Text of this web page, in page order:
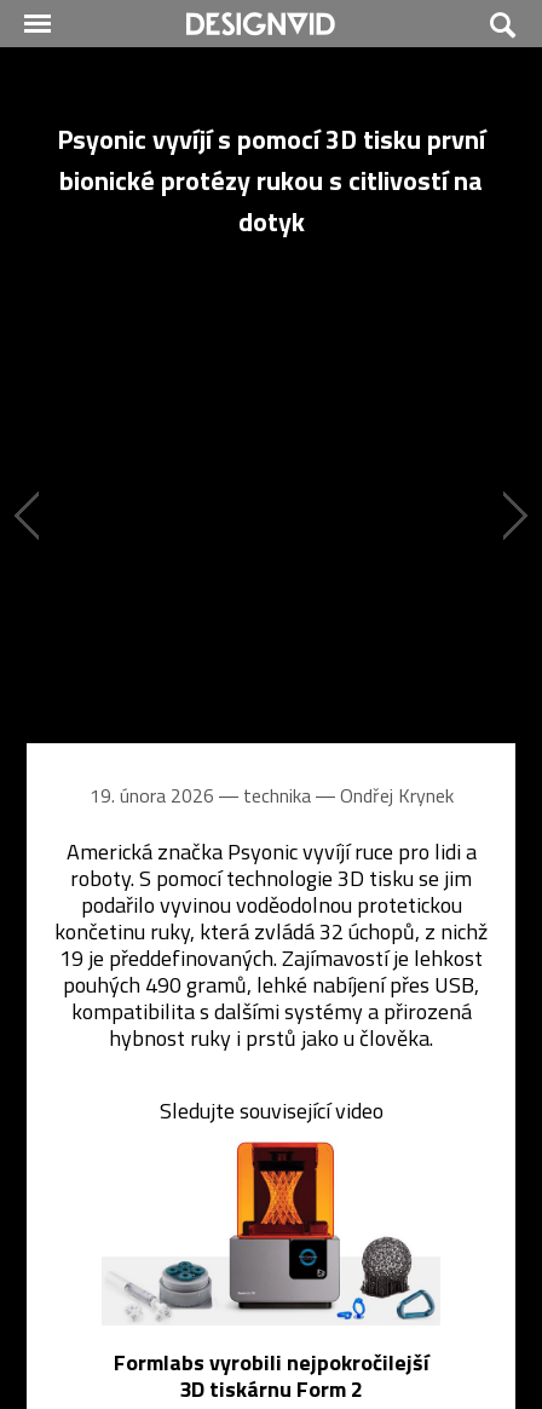
Psyonic vyvíjí s pomocí 3D tisku první
bionické protézy rukou s citlivostí na
dotyk
19. února 2026 ― technika ―Ondřej Krynek
Americká značka Psyonic vyvíjí ruce pro lidi a
roboty. S pomocí technologie 3D tisku se jim
podařilo vyvinou voděodolnou protetickou
končetinu ruky, která zvládá 32 úchopů, z nichž
19 je předdefinovaných. Zajímavostí je lehkost
pouhých 490 gramů, lehké nabíjení přes USB,
kompatibilita s dalšími systémy a přirozená
hybnost ruky i prstů jako u člověka.
Sledujte související video
Formlabs vyrobili nejpokročilejší
3D tiskárnu Form 2